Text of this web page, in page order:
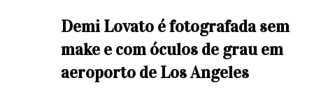
Demi Lovato é fotografada sem
make e com óculos de grau em
aeroporto de Los Angeles